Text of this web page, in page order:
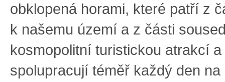
obklopená horami, které patří z
k našemu území a z části
kosmopolitní turistickou atrakcí
spolupracují téměř každý den